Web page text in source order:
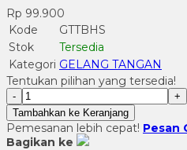
Rp 99.900
Kode
GTTBHS
Stok
Tersedia
Kategori GELANG TANGAN
Tentukan pilihan yang tersedia!
-
+
Tambahkan ke Keranjang
Pemesanan lebih cepat! Pesan
Bagikan ke